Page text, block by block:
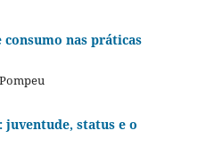
nas práticas
juventude, status e o